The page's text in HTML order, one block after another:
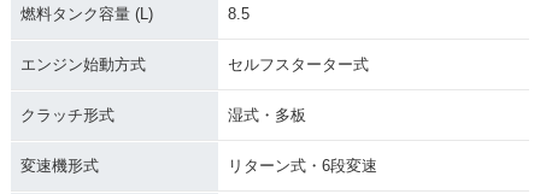
燃料タンク容量 (L) 8.5
エンジン始動方式 セルフスターター式
クラッチ形式 湿式・多板
変速機形式 リターン式・6段変速